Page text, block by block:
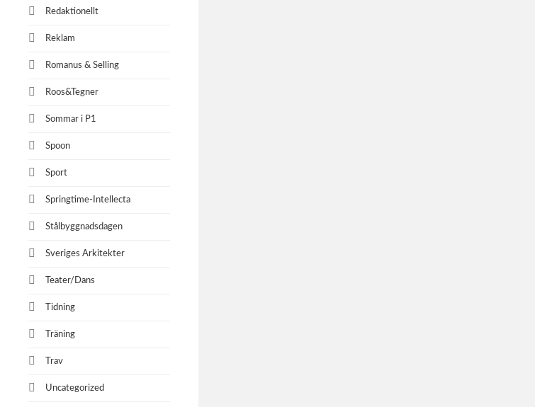
Redaktionellt
Reklam
Romanus & Selling
Roos&Tegner
Sommar i P1
Spoon
Sport
Springtime-Intellecta
Stålbyggnadsdagen
Sveriges Arkitekter
Teater/Dans
Tidning
Träning
Trav
Uncategorized